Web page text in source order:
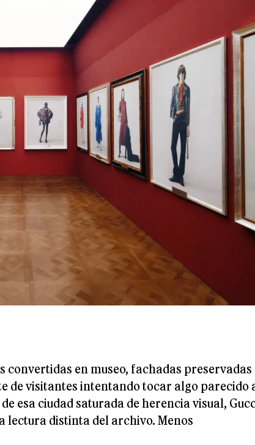
convertidas en museo, fachadas preservadas
de visitantes intentando tocar algo parecido
esa ciudad saturada de herencia visual,
lectura distinta del archivo. Menos